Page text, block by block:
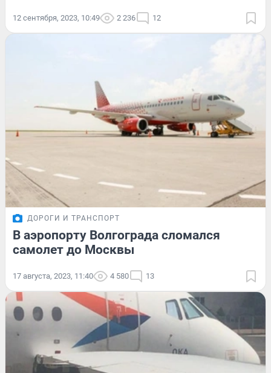
12 сентября, 2023, 10:49 2 236 12
ДОРОГИ И ТРАНСПОРТ
В аэропорту Волгограда сломался
самолет до Москвы
17 августа, 2023, 11:40 4 580 13